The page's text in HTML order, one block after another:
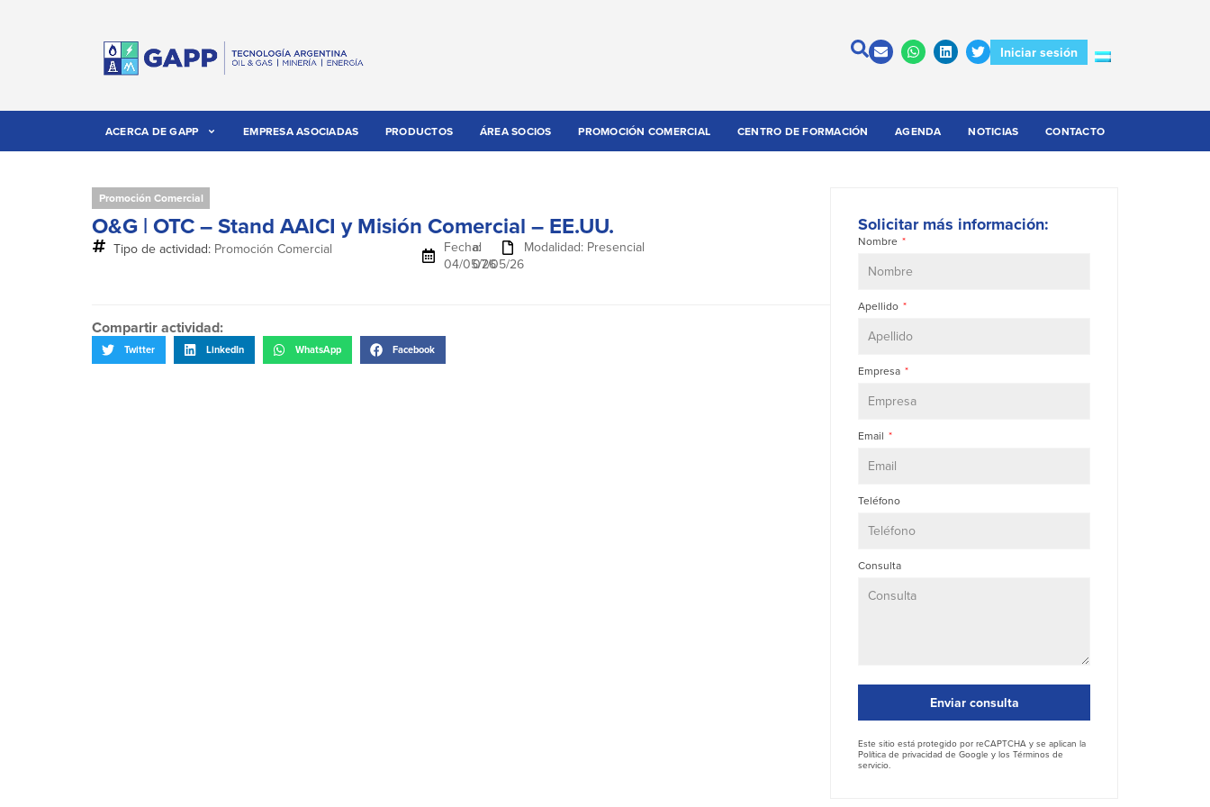
Iniciar sesión
ACERCA DE GAPP EMPRESA ASOCIADAS PRODUCTOS ÁREA SOCIOS PROMOCIÓN COMERCIAL CENTRO DE FORMACIÓN AGENDA NOTICIAS CONTACTO
Promoción Comercial
O&G | OTC – Stand AAICI y Misión Comercial – EE.UU.
Tipo de actividad: Promoción Comercial
Fecha:
04/05/26
al
07/05/26
Modalidad: Presencial
Compartir actividad:
Twitter LinkedIn WhatsApp Facebook
Solicitar más información:
Nombre
Apellido
Empresa
Email
Teléfono
Consulta
Este sitio está protegido por reCAPTCHA y se aplican la
Política de privacidad de Google y los Términos de
servicio.
Enviar consulta